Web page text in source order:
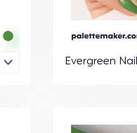
Evergreen